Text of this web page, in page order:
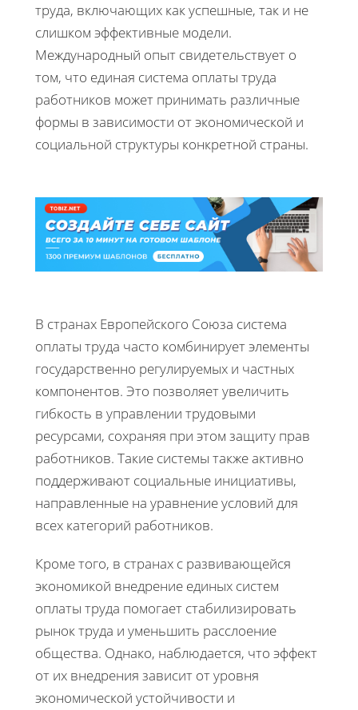
труда, включающих как успешные, так и не
слишком эффективные модели.
Международный опыт свидетельствует о
том, что единая система оплаты труда
работников может принимать различные
формы в зависимости от экономической и
социальной структуры конкретной страны.
В странах Европейского Союза система
оплаты труда часто комбинирует элементы
государственно регулируемых и частных
компонентов. Это позволяет увеличить
гибкость в управлении трудовыми
ресурсами, сохраняя при этом защиту прав
работников. Такие системы также активно
поддерживают социальные инициативы,
направленные на уравнение условий для
всех категорий работников.
Кроме того, в странах с развивающейся
экономикой внедрение единых систем
оплаты труда помогает стабилизировать
рынок труда и уменьшить расслоение
общества. Однако, наблюдается, что эффект
от их внедрения зависит от уровня
экономической устойчивости и